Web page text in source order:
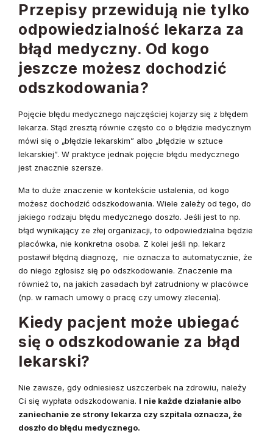
Przepisy przewidują nie tylko
odpowiedzialność lekarza za
błąd medyczny. Od kogo
jeszcze możesz dochodzić
odszkodowania?
Pojęcie błędu medycznego najczęściej kojarzy się z błędem
lekarza. Stąd zresztą równie często co o błędzie medycznym
mówi się o „błędzie lekarskim” albo „błędzie w sztuce
lekarskiej”. W praktyce jednak pojęcie błędu medycznego
jest znacznie szersze.
Ma to duże znaczenie w kontekście ustalenia, od kogo
możesz dochodzić odszkodowania. Wiele zależy od tego, do
jakiego rodzaju błędu medycznego doszło. Jeśli jest to np.
błąd wynikający ze złej organizacji, to odpowiedzialna będzie
placówka, nie konkretna osoba. Z kolei jeśli np. lekarz
postawił błędną diagnozę, nie oznacza to automatycznie, że
do niego zgłosisz się po odszkodowanie. Znaczenie ma
również to, na jakich zasadach był zatrudniony w placówce
(np. w ramach umowy o pracę czy umowy zlecenia).
Kiedy pacjent może ubiegać
się o odszkodowanie za błąd
lekarski?
Nie zawsze, gdy odniesiesz uszczerbek na zdrowiu, należy
Ci się wypłata odszkodowania. I nie każde działanie albo
zaniechanie ze strony lekarza czy szpitala oznacza, że
doszło do błędu medycznego.